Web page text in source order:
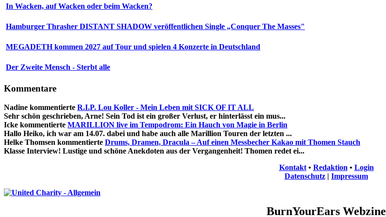
In Wacken, auf Wacken oder beim Wacken?
Hamburger Thrasher DISTANT SHADOW veröffentlichen Single „Conquer The Masses"
MEGADETH kommen 2027 auf Tour und spielen 4 Konzerte in Deutschland
Der Zweite Mensch - Sterbt alle
Kommentare
Nadine kommentierte R.I.P. Lou Koller - Mein Leben mit SICK OF IT ALL
Sehr schön geschrieben, Arne! Sein Tod ist ein großer Verlust, er hinterlässt ein mus...
Icke kommentierte MARILLION live im Tempodrom: Ein Hauch von Magie in Berlin
Hallo Heiko, ich war am 14.07. dabei und habe auch alle Marillion Touren der letzten ...
Helke Thomsen kommentierte Drums, Dramen, Dracula – Auf einen Messbecher Kakao mit Thomen Stauch
Klasse Interview! Lustige und schöne Anekdoten aus der Vergangenheit! Thomen redet ei...
Kontakt• Redaktion • Login
Datenschutz | Impressum
BurnYourEars Webzine